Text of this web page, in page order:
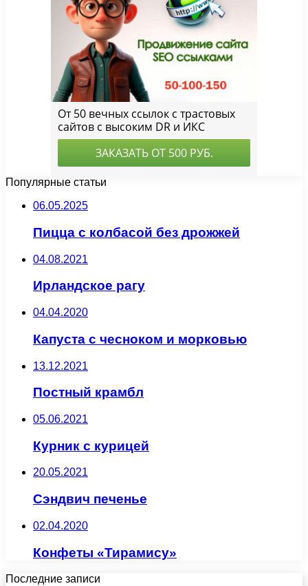
Популярные статьи
06.05.2025
Пицца с колбасой без дрожжей
04.08.2021
Ирландское рагу
04.04.2020
Капуста с чесноком и морковью
13.12.2021
Постный крамбл
05.06.2021
Курник с курицей
20.05.2021
Сэндвич печенье
02.04.2020
Конфеты «Тирамису»
Последние записи